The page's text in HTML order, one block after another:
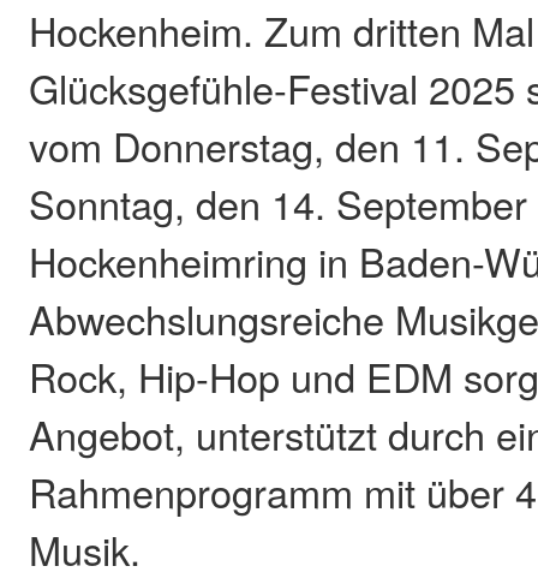
Hockenheim. Zum dritten
Glücksgefühle-Festival 2025
vom Donnerstag, den 11.
Sonntag, den 14.
Hockenheimring in Baden-
Abwechslungsreiche
Rock, Hip-Hop und EDM
Angebot, unterstützt durch
Rahmenprogramm mit über
Musik.